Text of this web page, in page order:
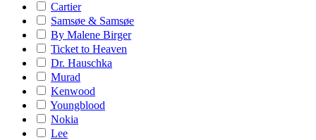
Cartier
Samsøe & Samsøe
By Malene Birger
Ticket to Heaven
Dr. Hauschka
Murad
Kenwood
Youngblood
Nokia
Lee